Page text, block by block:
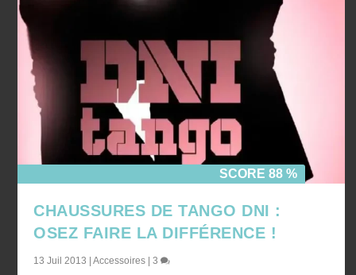
SCORE 88 %
CHAUSSURES DE TANGO DNI :
OSEZ FAIRE LA DIFFÉRENCE !
13 Juil 2013 |Accessoires |3